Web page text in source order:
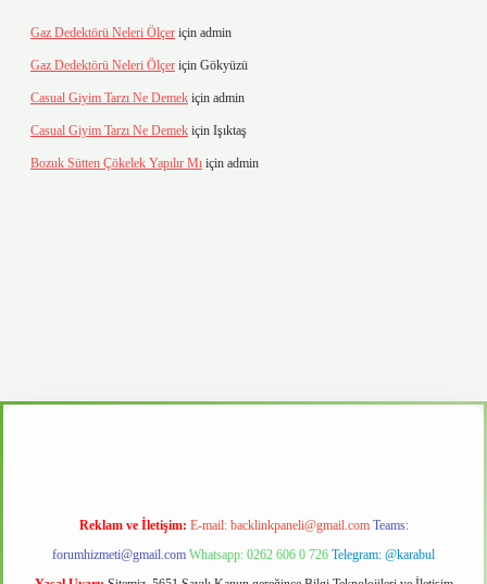
Gaz Dedektörü Neleri Ölçer için admin
Gaz Dedektörü Neleri Ölçer için Gökyüzü
Casual Giyim Tarzı Ne Demek için admin
Casual Giyim Tarzı Ne Demek için Işıktaş
Bozuk Sütten Çökelek Yapılır Mı için admin
Reklam ve İletişim: E-mail: backlinkpaneli@gmail.com Teams:
forumhizmeti@gmail.com Whatsapp: 0262 606 0 726 Telegram: @karabul